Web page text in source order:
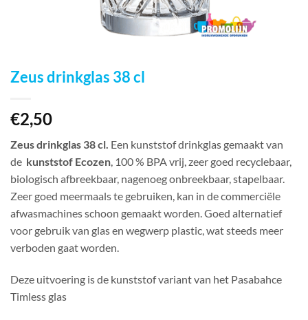
Zeus drinkglas 38 cl
€2,50
Zeus drinkglas 38 cl. Een kunststof drinkglas gemaakt van
de kunststof Ecozen, 100 % BPA vrij, zeer goed recyclebaar,
biologisch afbreekbaar, nagenoeg onbreekbaar, stapelbaar.
Zeer goed meermaals te gebruiken, kan in de commerciële
afwasmachines schoon gemaakt worden. Goed alternatief
voor gebruik van glas en wegwerp plastic, wat steeds meer
verboden gaat worden.
Deze uitvoering is de kunststof variant van het Pasabahce
Timless glas